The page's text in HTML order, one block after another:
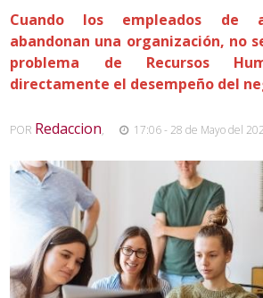
Cuando los empleados de
abandonan una organización, no
problema de Recursos
directamente el desempeño del
POR Redaccion, 17:06 - 28 de Mayo del